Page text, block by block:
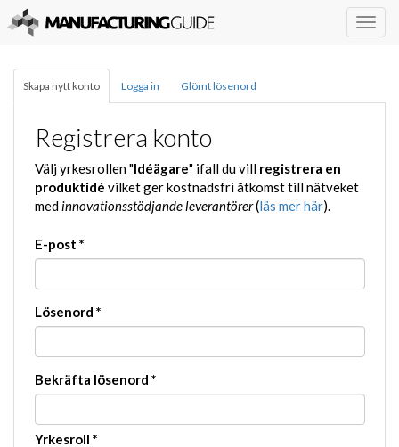
Skapa nytt konto Logga in Glömt lösenord
Registrera konto
Välj yrkesrollen "Idéägare" ifall du vill registrera en
produktidé vilket ger kostnadsfri åtkomst till nätveket
medinnovationsstödjande leverantörer(läs mer här).
E-post *
Lösenord *
Bekräfta lösenord *
Yrkesroll *